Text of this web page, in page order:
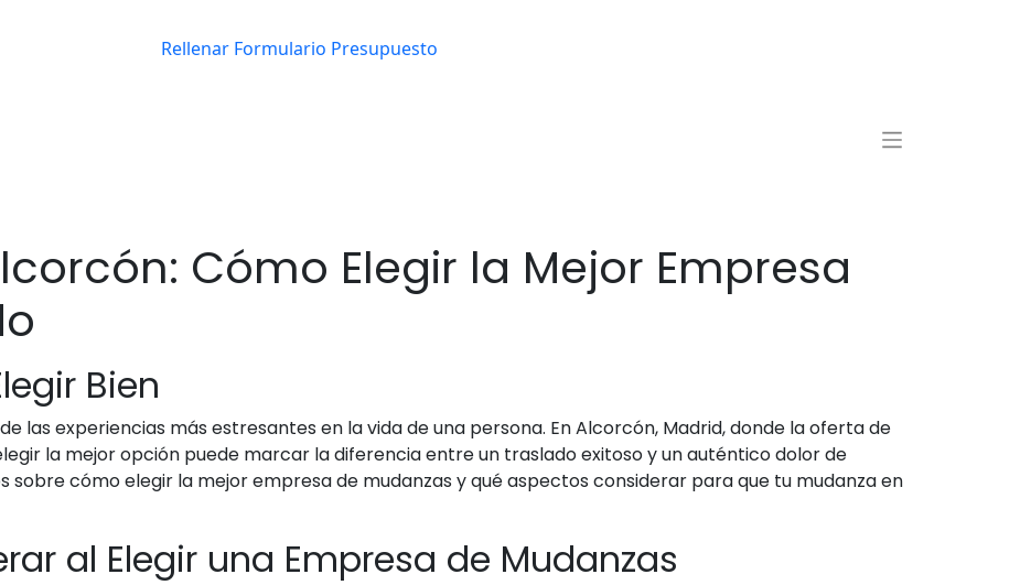
Cómo Elegir la Mejor Empresa
Bien
las experiencias más estresantes en la vida de una persona. En Alcorcón, Madrid, donde la oferta de
la mejor opción puede marcar la diferencia entre un traslado exitoso y un auténtico dolor de
sobre cómo elegir la mejor empresa de mudanzas y qué aspectos considerar para que tu mudanza en
al Elegir una Empresa de Mudanzas